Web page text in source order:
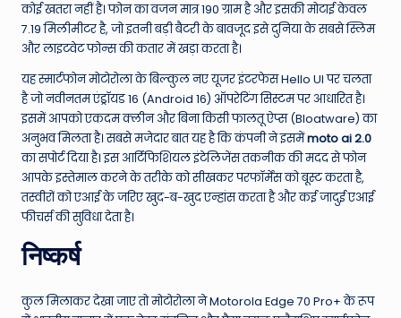
कोई खतरा नहीं है। फोन का वजन मात्र 190 ग्राम है और इसकी मोटाई केवल
7.19 मिलीमीटर है, जो इतनी बड़ी बैटरी के बावजूद इसे दुनिया के सबसे स्लिम
और लाइटवेट फोन्स की कतार में खड़ा करता है।
यह स्मार्टफोन मोटोरोला के बिल्कुल नए यूजर इंटरफेस Hello UI पर चलता
है जो नवीनतम एंड्रॉयड 16 (Android 16) ऑपरेटिंग सिस्टम पर आधारित है।
इसमें आपको एकदम क्लीन और बिना किसी फालतू ऐप्स (Bloatware) का
अनुभव मिलता है। सबसे मजेदार बात यह है कि कंपनी ने इसमेंmoto ai 2.0
का सपोर्ट दिया है। इस आर्टिफिशियल इंटेलिजेंस तकनीक की मदद से फोन
आपके इस्तेमाल करने के तरीके को सीखकर परफॉर्मेंस को बूस्ट करता है,
तस्वीरों को एआई के जरिए खुद-ब-खुद एन्हांस करता है और कई जादुई एआई
फीचर्स की सुविधा देता है।
निष्कर्ष
कुल मिलाकर देखा जाए तो मोटोरोला ने Motorola Edge 70 Pro+ के रूप